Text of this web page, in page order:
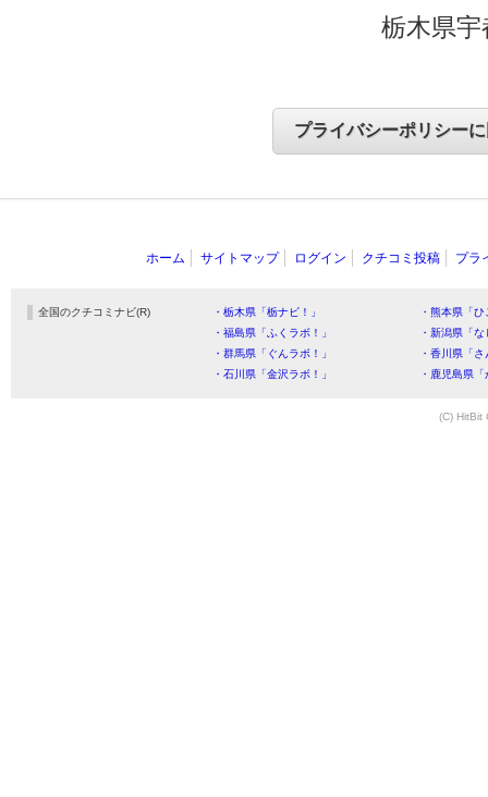
栃木県
ホーム サイトマップ ログイン クチコミ投稿 プラ
全国のクチコミナビ(R) ・栃木県「栃ナビ！」
・熊本県「
・福島県「ふくラボ！」
・新潟県「
・群馬県「ぐんラボ！」
・香川県「
・石川県「金沢ラボ！」
・鹿児島県
(C) HitBit